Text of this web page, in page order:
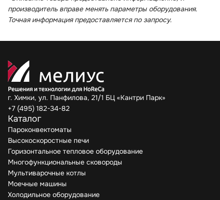
производитель вправе менять параметры оборудования.
Точная информация предоставляется по запросу.
г. Химки, ул. Панфилова, 21/1 БЦ «Кантри Парк»
+7 (495) 182-34-82
Каталог
Пароконвектоматы
Высокоскоростные печи
Горизонтальное тепловое оборудование
Многофункциональные сковороды
Мультиварочные котлы
Моечные машины
Холодильное оборудование